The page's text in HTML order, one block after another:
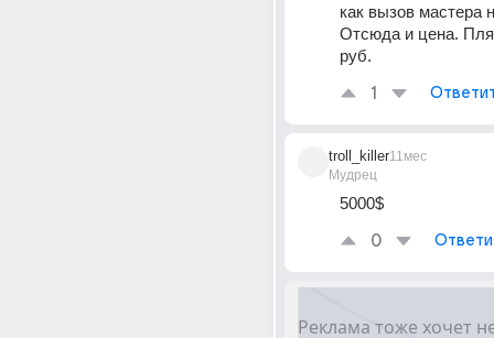
как вызов мастера
Отсюда и цена.
руб.
1
troll_killer
Мудрец
11мес
5000$
0